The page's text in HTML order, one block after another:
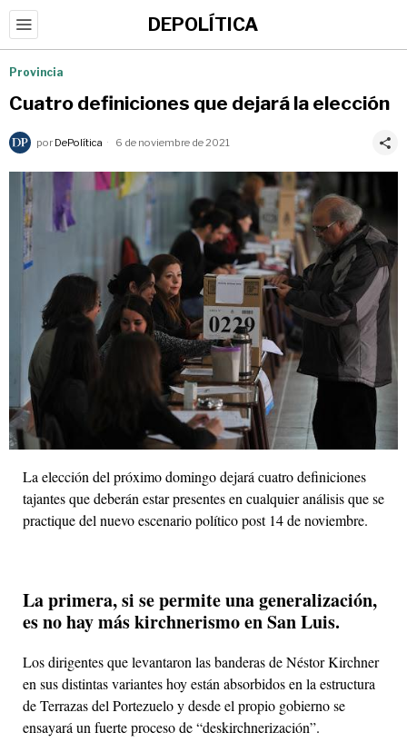
DEPOLÍTICA
Provincia
Cuatro definiciones que dejará la elección
por DePolítica 6 de noviembre de 2021
La elección del próximo domingo dejará cuatro definiciones
tajantes que deberán estar presentes en cualquier análisis que se
practique del nuevo escenario político post 14 de noviembre.
La primera, si se permite una generalización,
es no hay más kirchnerismo en San Luis.
Los dirigentes que levantaron las banderas de Néstor Kirchner
en sus distintas variantes hoy están absorbidos en la estructura
de Terrazas del Portezuelo y desde el propio gobierno se
ensayará un fuerte proceso de “deskirchnerización”.